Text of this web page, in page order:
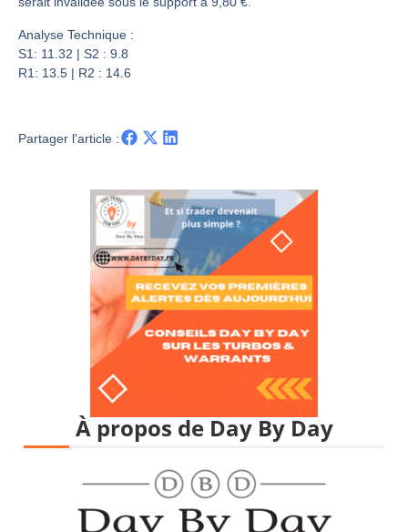
Analyse Technique :
S1: 11.32 | S2 : 9.8
R1: 13.5 | R2 : 14.6
Partager l'article :
À propos de Day By Day